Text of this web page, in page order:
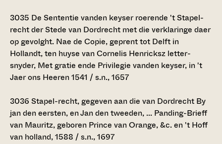
3035 De Sententie vanden keyser roerende 't Stapel-
recht der Stede van Dordrecht met die verklaringe daer
op gevolght. Nae de Copie, geprent tot Delft in
Hollandt, ten huyse van Cornelis Henricksz letter-
snyder, Met gratie ende Privilegie vanden keyser, in 't
Jaer ons Heeren 1541 / s.n., 1657
3036 Stapel-recht, gegeven aan die van Dordrecht By
jan den eersten, en Jan den tweeden, ... Panding-Brieff
van Mauritz, geboren Prince van Orange, &c. en 't Hoff
van holland, 1588 / s.n., 1697